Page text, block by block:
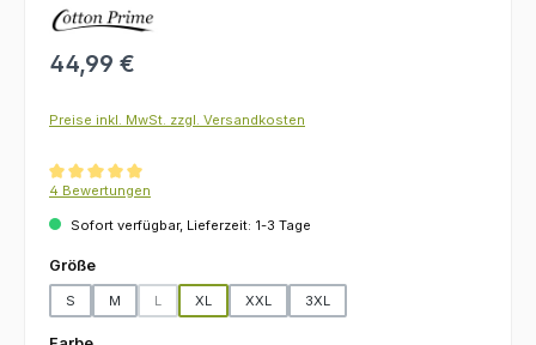
Regulärer Preis:
44,99 €
Preise inkl. MwSt. zzgl. Versandkosten
Durchschnittliche Bewertung von 5 von 5 Sternen
4 Bewertungen
Sofort verfügbar, Lieferzeit: 1-3 Tage
Größeauswählen
S M L XL XXL 3XL